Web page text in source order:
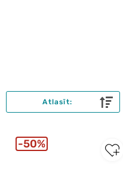
Atlasīt:
50%